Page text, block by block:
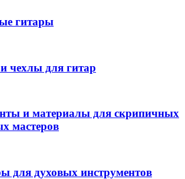
гитары
чехлы для гитар
и материалы для скрипичных
мастеров
для духовых инструментов